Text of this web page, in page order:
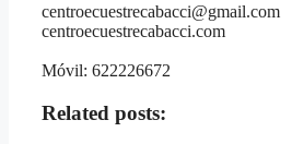
centroecuestrecabacci@gmail.com
centroecuestrecabacci.com
Móvil: 622226672
Related posts: